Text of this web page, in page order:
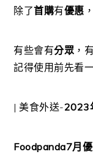
除了首購有優惠
有些會有分眾 ，
記得使用前先看
| 美食外送-2023
Foodpanda7月